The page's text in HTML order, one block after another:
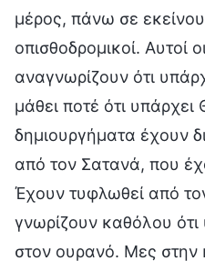
μέρος, πάνω σε
οπισθοδρομικοί. Αυτοί
αναγνωρίζουν ότι
μάθει ποτέ ότι
δημιουργήματα έχουν
από τον Σατανά, που
Έχουν τυφλωθεί από
γνωρίζουν καθόλου
στον ουρανό. Μες στην